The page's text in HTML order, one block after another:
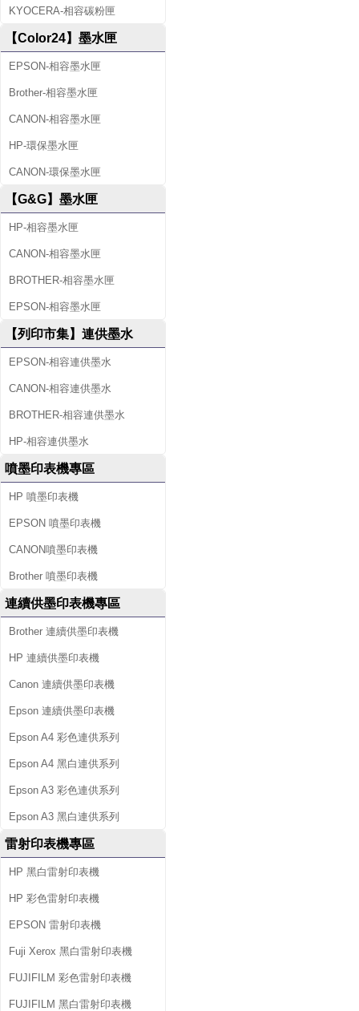
KYOCERA-相容碳粉匣
【Color24】墨水匣
EPSON-相容墨水匣
Brother-相容墨水匣
CANON-相容墨水匣
HP-環保墨水匣
CANON-環保墨水匣
【G&G】墨水匣
HP-相容墨水匣
CANON-相容墨水匣
BROTHER-相容墨水匣
EPSON-相容墨水匣
【列印市集】連供墨水
EPSON-相容連供墨水
CANON-相容連供墨水
BROTHER-相容連供墨水
HP-相容連供墨水
噴墨印表機專區
HP 噴墨印表機
EPSON 噴墨印表機
CANON噴墨印表機
Brother 噴墨印表機
連續供墨印表機專區
Brother 連續供墨印表機
HP 連續供墨印表機
Canon 連續供墨印表機
Epson 連續供墨印表機
Epson A4 彩色連供系列
Epson A4 黑白連供系列
Epson A3 彩色連供系列
Epson A3 黑白連供系列
雷射印表機專區
HP 黑白雷射印表機
HP 彩色雷射印表機
EPSON 雷射印表機
Fuji Xerox 黑白雷射印表機
FUJIFILM 彩色雷射印表機
FUJIFILM 黑白雷射印表機